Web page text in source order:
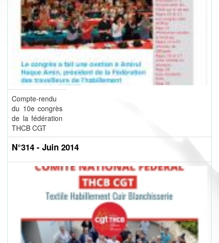
Compte-rendu
du 10e congrès
de la fédération
THCB CGT
N°314 - Juin 2014